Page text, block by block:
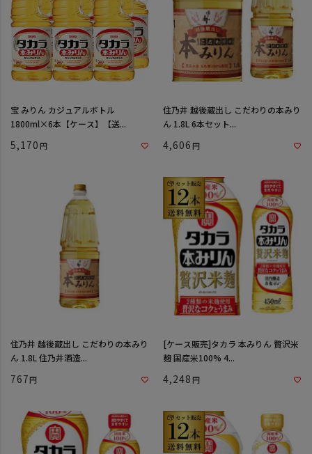
宝 みりん カジュアルボトル
1800ml×6本【ケース】【送...
5,170
住乃井 越後蔵出し こだわりの本みり
ん 1.8L 6本セット...
4,606
住乃井 越後蔵出し こだわりの本みり
ん 1.8L 住乃井酒造...
767
[ケース販売]タカラ 本みりん 贅沢米
麹 国産米100% 4...
4,248